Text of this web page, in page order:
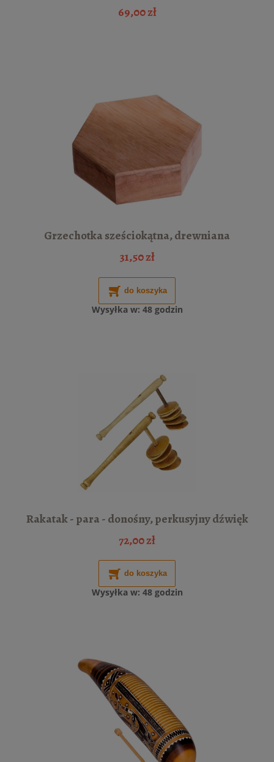
69,00 zł
Grzechotka sześciokątna, drewniana
31,50 zł
do koszyka
Wysyłka w: 48 godzin
Rakatak - para - donośny, perkusyjny dźwięk
72,00 zł
do koszyka
Wysyłka w: 48 godzin